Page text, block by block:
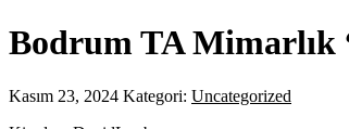
Bodrum TA Mimarlık
Kasım 23, 2024 Kategori: Uncategorized